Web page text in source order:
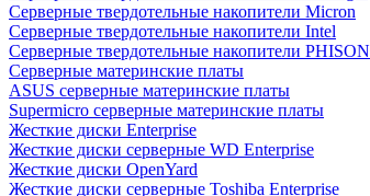
Cерверные твердотельные накопители Micron
Cерверные твердотельные накопители Intel
Cерверные твердотельные накопители PHISON
Серверные материнские платы
ASUS серверные материнские платы
Supermicro серверные материнские платы
Жесткие диски Enterprise
Жесткие диски серверные WD Enterprise
Жесткие диски OpenYard
Жесткие диски серверные Toshiba Enterprise